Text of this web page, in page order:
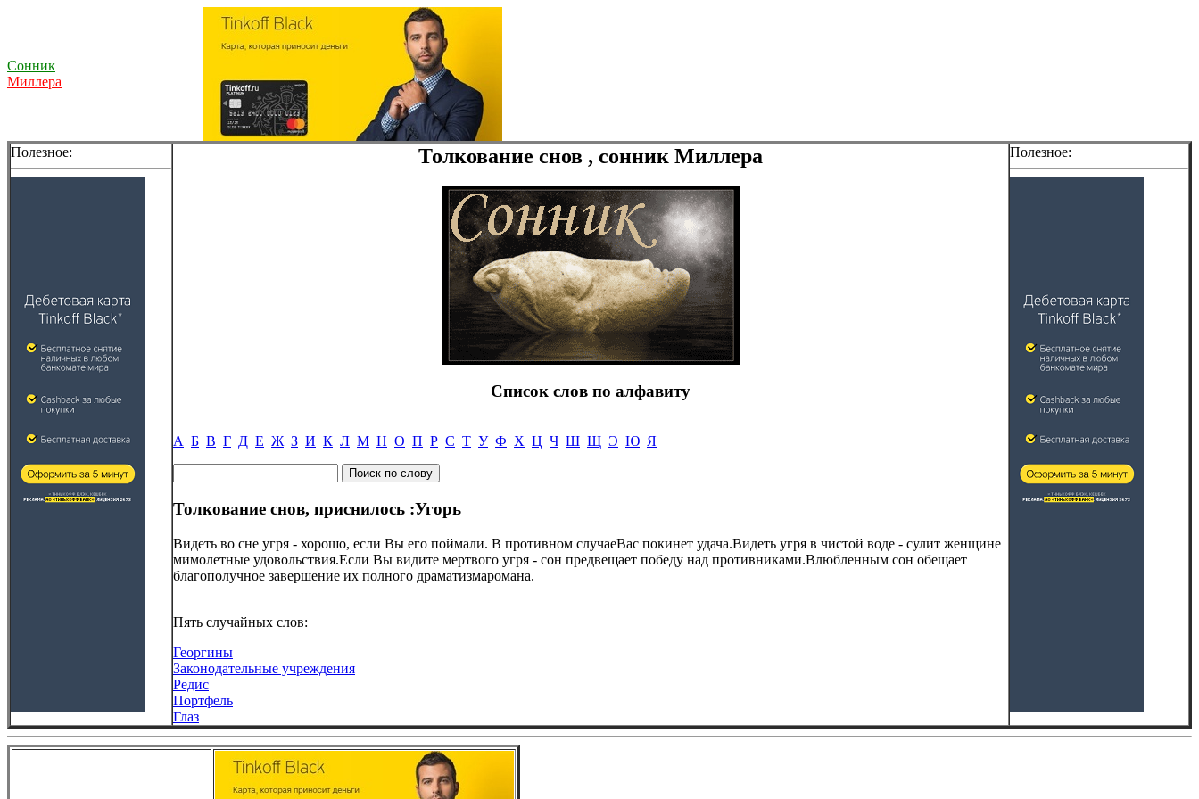
Сонник
Миллера
Полезное: Толкование снов , сонник Миллера
Список слов по алфавиту
А Б В Г Д Е Ж З И К Л М Н О П Р С Т У Ф Х Ц Ч Ш Щ Э Ю Я
Толкование снов, приснилось :Угорь
Видеть во сне угря - хорошо, если Вы его поймали. В противном случаеВас покинет удача.Видеть угря в чистой воде - сулит женщине
мимолетные удовольствия.Если Вы видите мертвого угря - сон предвещает победу над противниками.Влюбленным сон обещает
благополучное завершение их полного драматизмаромана.
Пять случайных слов:
Георгины
Законодательные учреждения
Редис
Портфель
Глаз
Полезное: